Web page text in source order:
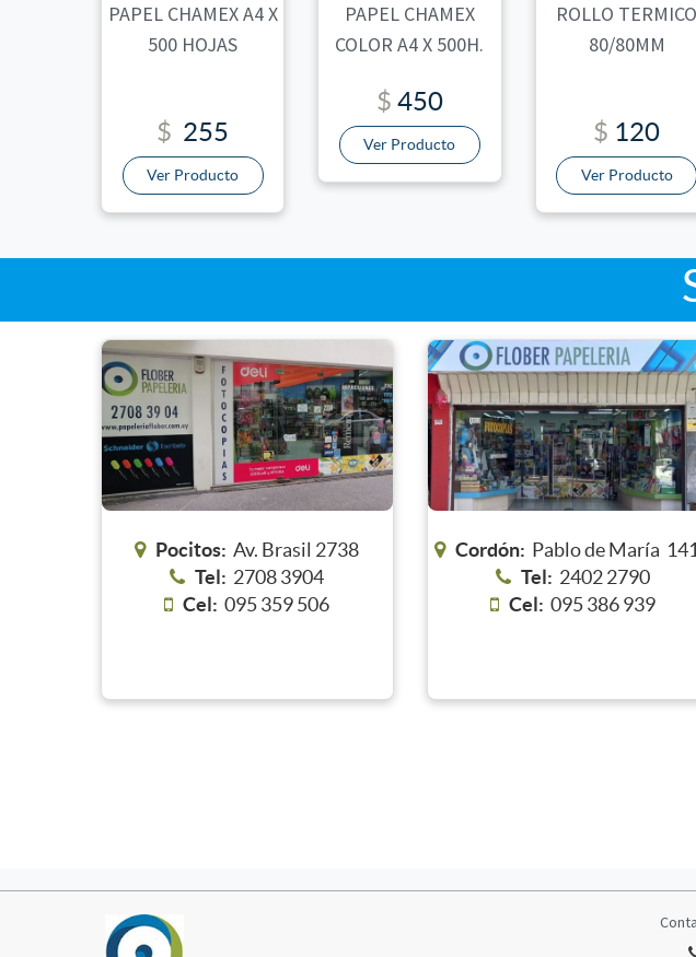
PAPEL CHAMEX A4 X
500 HOJAS
$ 255
Ver Producto
PAPEL CHAMEX
COLOR A4 X 500H.
$ 450
Ver Producto
ROLLO TERMICO
80/80MM
$ 120
Ver Producto
Pocitos: Av. Brasil 2738
Tel: 2708 3904
Cel:095 359 506
Cordón: Pablo de María
Tel: 2402 2790
Cel: 095 386 939